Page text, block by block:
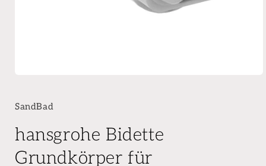
SandBad
hansgrohe Bidette
Grundkörper für